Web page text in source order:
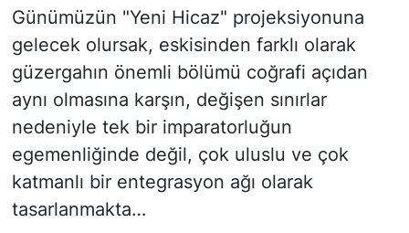
Günümüzün "Yeni Hicaz" projeksiyonuna
gelecek olursak, eskisinden farklı olarak
güzergahın önemli bölümü coğrafi açıdan
aynı olmasına karşın, değişen sınırlar
nedeniyle tek bir imparatorluğun
egemenliğinde değil, çok uluslu ve çok
katmanlı bir entegrasyon ağı olarak
tasarlanmakta…